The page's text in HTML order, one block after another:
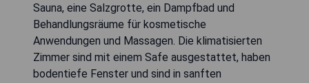
Sauna, eine Salzgrotte, ein Dampfbad und
Behandlungsräume für kosmetische
Anwendungen und Massagen. Die klimatisierten
Zimmer sind mit einem Safe ausgestattet, haben
bodentiefe Fenster und sind in sanften